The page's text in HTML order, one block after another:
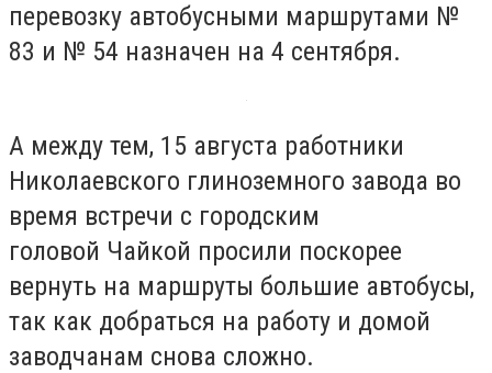
перевозку автобусными маршрутами №
83 и № 54 назначен на 4 сентября.
А между тем, 15 августа работники
Николаевского глиноземного завода во
время встречи с городским
головой Чайкой просили поскорее
вернуть на маршруты большие автобусы,
так как добраться на работу и домой
заводчанам снова сложно.